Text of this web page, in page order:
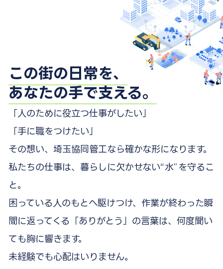
この街の日常を、
あなたの手で支える。
「人のために役立つ仕事がしたい」
「手に職をつけたい」
その想い、埼玉協同管工なら確かな形になります。
私たちの仕事は、暮らしに欠かせない“水”を守るこ
と。
困っている人のもとへ駆けつけ、作業が終わった瞬
間に返ってくる 「ありがとう」の言葉は、何度聞い
ても胸に響きます。
未経験でも心配はいりません。